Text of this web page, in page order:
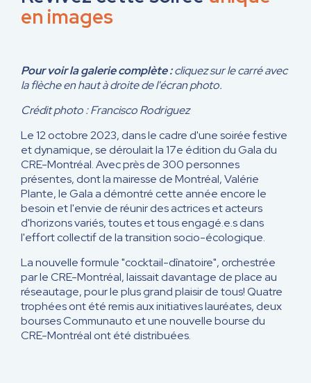
en images
Pour voir la galerie complète :cliquez sur le carré avec
la flèche en haut à droite de l'écran photo.
Crédit photo : Francisco Rodriguez
Le 12 octobre 2023, dans le cadre d'une soirée festive
et dynamique, se déroulait la 17e édition du Gala du
CRE-Montréal. Avec près de 300 personnes
présentes, dont la mairesse de Montréal, Valérie
Plante, le Gala a démontré cette année encore le
besoin et l'envie de réunir des actrices et acteurs
d'horizons variés, toutes et tous engagé.e.s dans
l'effort collectif de la transition socio-écologique.
La nouvelle formule "cocktail-dînatoire", orchestrée
par le CRE-Montréal, laissait davantage de place au
réseautage, pour le plus grand plaisir de tous! Quatre
trophées ont été remis aux initiatives lauréates, deux
bourses Communauto et une nouvelle bourse du
CRE-Montréal ont été distribuées.